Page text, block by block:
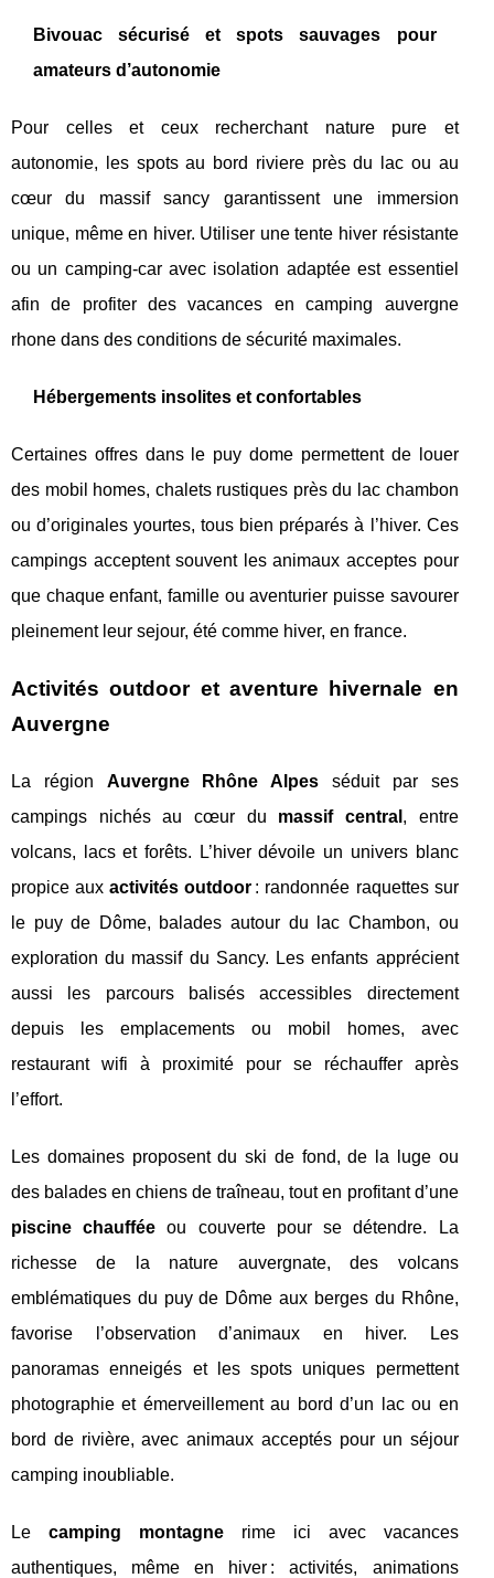
Bivouac sécurisé et spots sauvages pour
amateurs d’autonomie
Pour celles et ceux recherchant nature pure et
autonomie, les spots au bord riviere près du lac ou au
cœur du massif sancy garantissent une immersion
unique, même en hiver. Utiliser une tente hiver résistante
ou un camping-car avec isolation adaptée est essentiel
afin de profiter des vacances en camping auvergne
rhone dans des conditions de sécurité maximales.
Hébergements insolites et confortables
Certaines offres dans le puy dome permettent de louer
des mobil homes, chalets rustiques près du lac chambon
ou d’originales yourtes, tous bien préparés à l’hiver. Ces
campings acceptent souvent les animaux acceptes pour
que chaque enfant, famille ou aventurier puisse savourer
pleinement leur sejour, été comme hiver, en france.
Activités outdoor et aventure hivernale en
Auvergne
La région Auvergne Rhône Alpes séduit par ses
campings nichés au cœur du massif central , entre
volcans, lacs et forêts. L’hiver dévoile un univers blanc
propice auxactivités outdoor : randonnée raquettes sur
le puy de Dôme, balades autour du lac Chambon, ou
exploration du massif du Sancy. Les enfants apprécient
aussi les parcours balisés accessibles directement
depuis les emplacements ou mobil homes, avec
restaurant wifi à proximité pour se réchauffer après
l’effort.
Les domaines proposent du ski de fond, de la luge ou
des balades en chiens de traîneau, tout en profitant d’une
piscine chauffée ou couverte pour se détendre. La
richesse de la nature auvergnate, des volcans
emblématiques du puy de Dôme aux berges du Rhône,
favorise l’observation d’animaux en hiver. Les
panoramas enneigés et les spots uniques permettent
photographie et émerveillement au bord d’un lac ou en
bord de rivière, avec animaux acceptés pour un séjour
camping inoubliable.
Le camping montagnerime ici avec vacances
authentiques, même en hiver : activités, animations